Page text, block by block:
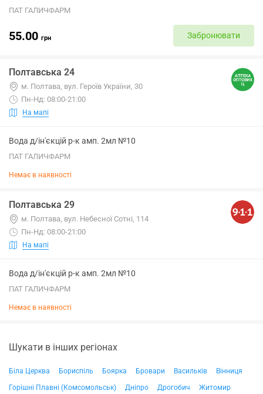
ПАТ ГАЛИЧФАРМ
55.00 грн Забронювати
Полтавська 24
м. Полтава, вул. Героїв України, 30
Пн-Нд: 08:00-21:00
На мапі
Вода д/ін'єкцій р-к амп. 2мл №10
ПАТ ГАЛИЧФАРМ
Немає в наявності
Полтавська 29
м. Полтава, вул. Небесної Сотні, 114
Пн-Нд: 08:00-21:00
На мапі
Вода д/ін'єкцій р-к амп. 2мл №10
ПАТ ГАЛИЧФАРМ
Немає в наявності
Шукати в інших регіонах
Біла Церква Бориспіль Боярка Бровари Васильків
Вінниця
Горішні Плавні (Комсомольськ)
Дніпро Дрогобич
Житомир